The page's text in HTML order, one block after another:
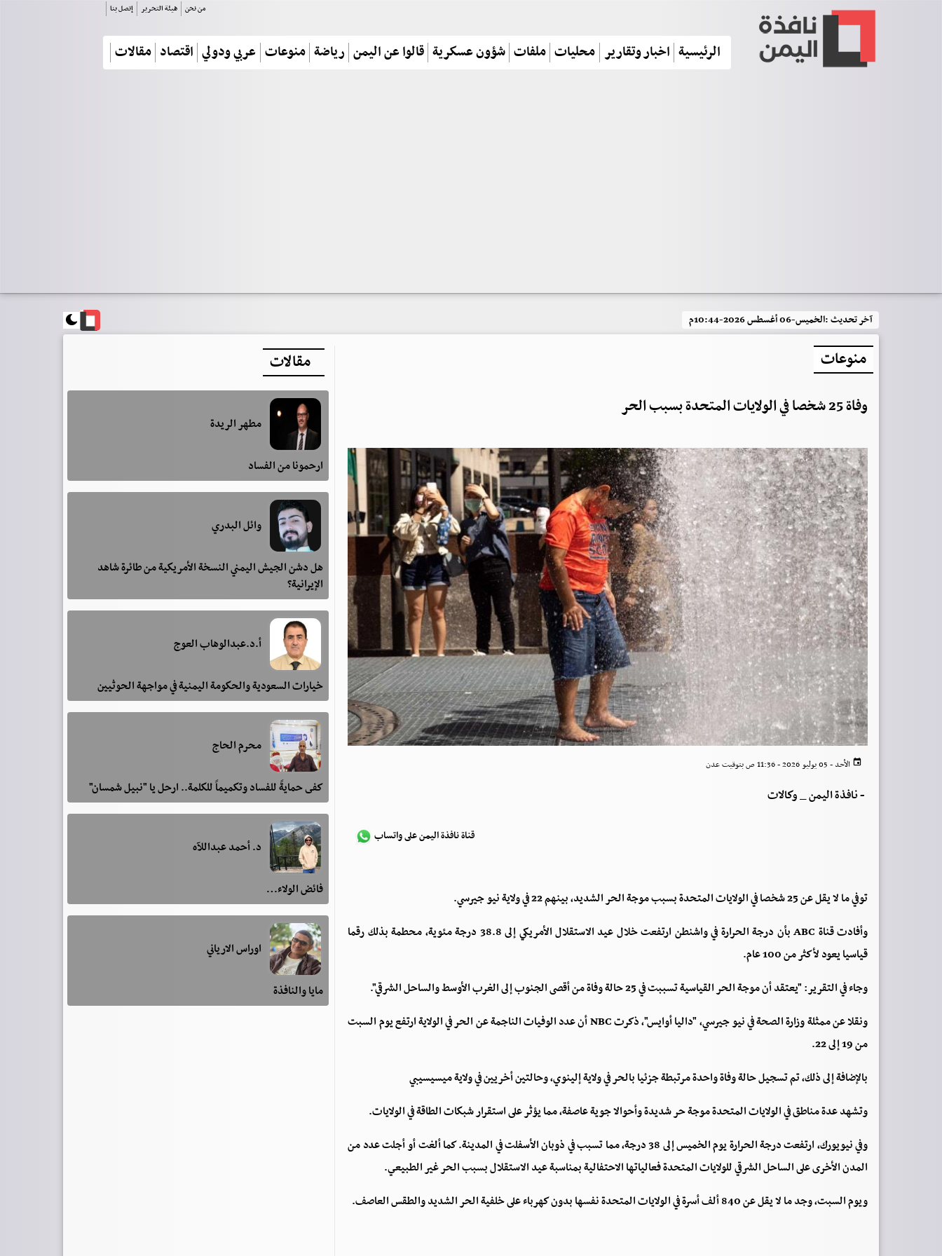
من نحن هيئة التحرير إتصل بنا
الرئيسية اخبار وتقارير محليات ملفات شؤون عسكرية قالوا عن اليمن رياضة منوعات عربي ودولي اقتصاد مقالات
آخر تحديث :الخميس-06 أغسطس 2026-10:44م
منوعات
وفاة 25 شخصا في الولايات المتحدة بسبب الحر
الأحد - 05 يوليو 2026 - 11:36 ص بتوقيت عدن
-نافذة اليمن _ وكالات
قناة نافذة اليمن على واتساب
توفي ما لا يقل عن 25 شخصا في الولايات المتحدة بسبب موجة الحر الشديد، بينهم 22 في ولاية نيو جيرسي.
وأفادت قناة ABC بأن درجة الحرارة في واشنطن ارتفعت خلال عيد الاستقلال الأمريكي إلى 38.8 درجة مئوية، محطمة بذلك رقما
قياسيا يعود لأكثر من 100 عام.
وجاء في التقرير: "يعتقد أن موجة الحر القياسية تسببت في 25 حالة وفاة من أقصى الجنوب إلى الغرب الأوسط والساحل الشرقي".
ونقلا عن ممثلة وزارة الصحة في نيو جيرسي، "داليا أوايس"، ذكرت NBC أن عدد الوفيات الناجمة عن الحر في الولاية ارتفع يوم السبت
من 19 إلى 22.
بالإضافة إلى ذلك، تم تسجيل حالة وفاة واحدة مرتبطة جزئيا بالحر في ولاية إلينوي، وحالتين أخريين في ولاية ميسيسيبي
وتشهد عدة مناطق في الولايات المتحدة موجة حر شديدة وأحوالا جوية عاصفة، مما يؤثر على استقرار شبكات الطاقة في الولايات.
وفي نيويورك، ارتفعت درجة الحرارة يوم الخميس إلى 38 درجة، مما تسبب في ذوبان الأسفلت في المدينة. كما ألغت أو أجلت عدد من
المدن الأخرى على الساحل الشرقي للولايات المتحدة فعالياتها الاحتفالية بمناسبة عيد الاستقلال بسبب الحر غير الطبيعي.
ويوم السبت، وجد ما لا يقل عن 840 ألف أسرة في الولايات المتحدة نفسها بدون كهرباء على خلفية الحر الشديد والطقس العاصف.
مقالات
مطهر الريدة
ارحمونا من الفساد
وائل البدري
هل دشن الجيش اليمني النسخة الأمريكية من طائرة شاهد
الإيرانية؟
أ.د.عبدالوهاب العوج
خيارات السعودية والحكومة اليمنية في مواجهة الحوثيين
محرم الحاج
كفى حمايةً للفساد وتكميماً للكلمة.. ارحل يا "نبيل شمسان"
د. أحمد عبداللآه
فائض الولاء…
اوراس الارياني
مايا والنافذة